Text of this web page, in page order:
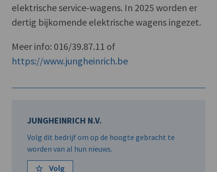
elektrische service-wagens. In 2025 worden er
dertig bijkomende elektrische wagens ingezet.
Meer info: 016/39.87.11 of
https://www.jungheinrich.be
JUNGHEINRICH N.V.
Volg dit bedrijf om op de hoogte gebracht te
worden van al hun nieuws.
Volg